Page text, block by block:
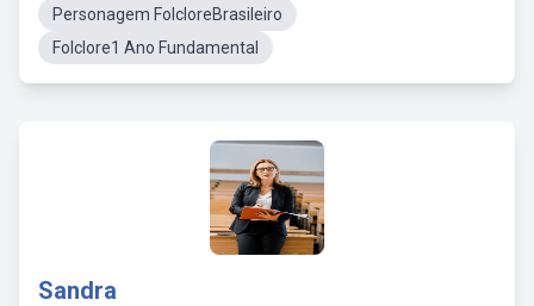
Personagem FolcloreBrasileiro
Folclore1 Ano Fundamental
Sandra